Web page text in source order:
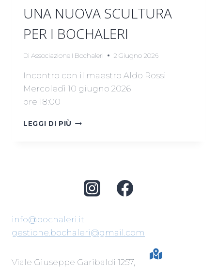
UNA NUOVA SCULTURA
PER I BOCHALERI
Di Associazione I Bochaleri 2 Giugno 2026
Incontro con il maestro Aldo Rossi
Mercoledì 10 giugno 2026
ore 18:00
LEGGI DI PIÙ UNA
info@bochaleri.it
gestione.bochaleri@gmail.com
Viale Giuseppe Garibaldi 1257,